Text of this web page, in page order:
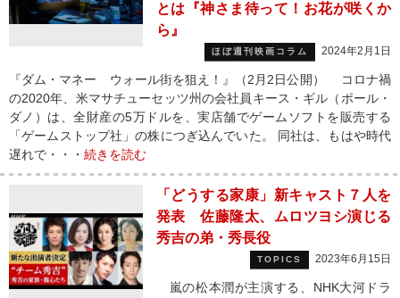
とは『神さま待って！お花が咲くか
ら』
ほぼ週刊映画コラム 2024年2月1日
『ダム・マネー ウォール街を狙え！』（2月2日公開） コロナ禍
の2020年、米マサチューセッツ州の会社員キース・ギル（ポール・
ダノ）は、全財産の5万ドルを、実店舗でゲームソフトを販売する
「ゲームストップ社」の株につぎ込んでいた。 同社は、もはや時代
遅れで・・・ 続きを読む
「どうする家康」新キャスト７人を
発表 佐藤隆太、ムロツヨシ演じる
秀吉の弟・秀長役
TOPICS 2023年6月15日
嵐の松本潤が主演する、NHK大河ドラ